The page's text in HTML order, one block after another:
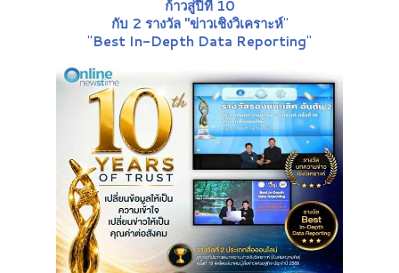
ก้าวสู่ปีที่ 10
กับ 2 รางวัล "ข่าวเชิงวิเคราะห์"
"Best In-Depth Data Reporting"